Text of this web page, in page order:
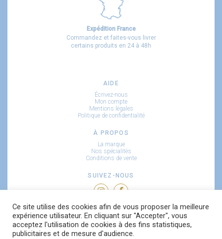
Expédition France
Commandez et faites-vous livrer
certains produits en 24 à 48h
AIDE
Écrivez-nous
Mon compte
Mentions légales
Politique de confidentialité
À PROPOS
La marque
Nos spécialités
Conditions de vente
SUIVEZ-NOUS
RECEVEZ NOS NOUVEAUTÉS
Ce site utilise des cookies afin de vous proposer la meilleure
expérience utilisateur. En cliquant sur "Accepter", vous
acceptez l'utilisation de cookies à des fins statistiques,
publicitaires et de mesure d'audience.